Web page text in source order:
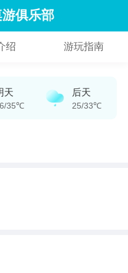
俱乐部
绍 游玩指南
天
35℃
后天
25/33℃